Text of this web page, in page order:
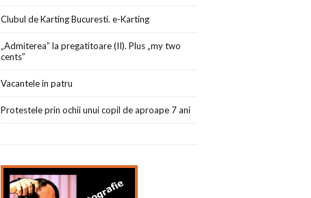
Clubul de Karting Bucuresti. e-Karting
„Admiterea” la pregatitoare (II). Plus „my two
cents”
Vacantele in patru
Protestele prin ochii unui copil de aproape 7 ani